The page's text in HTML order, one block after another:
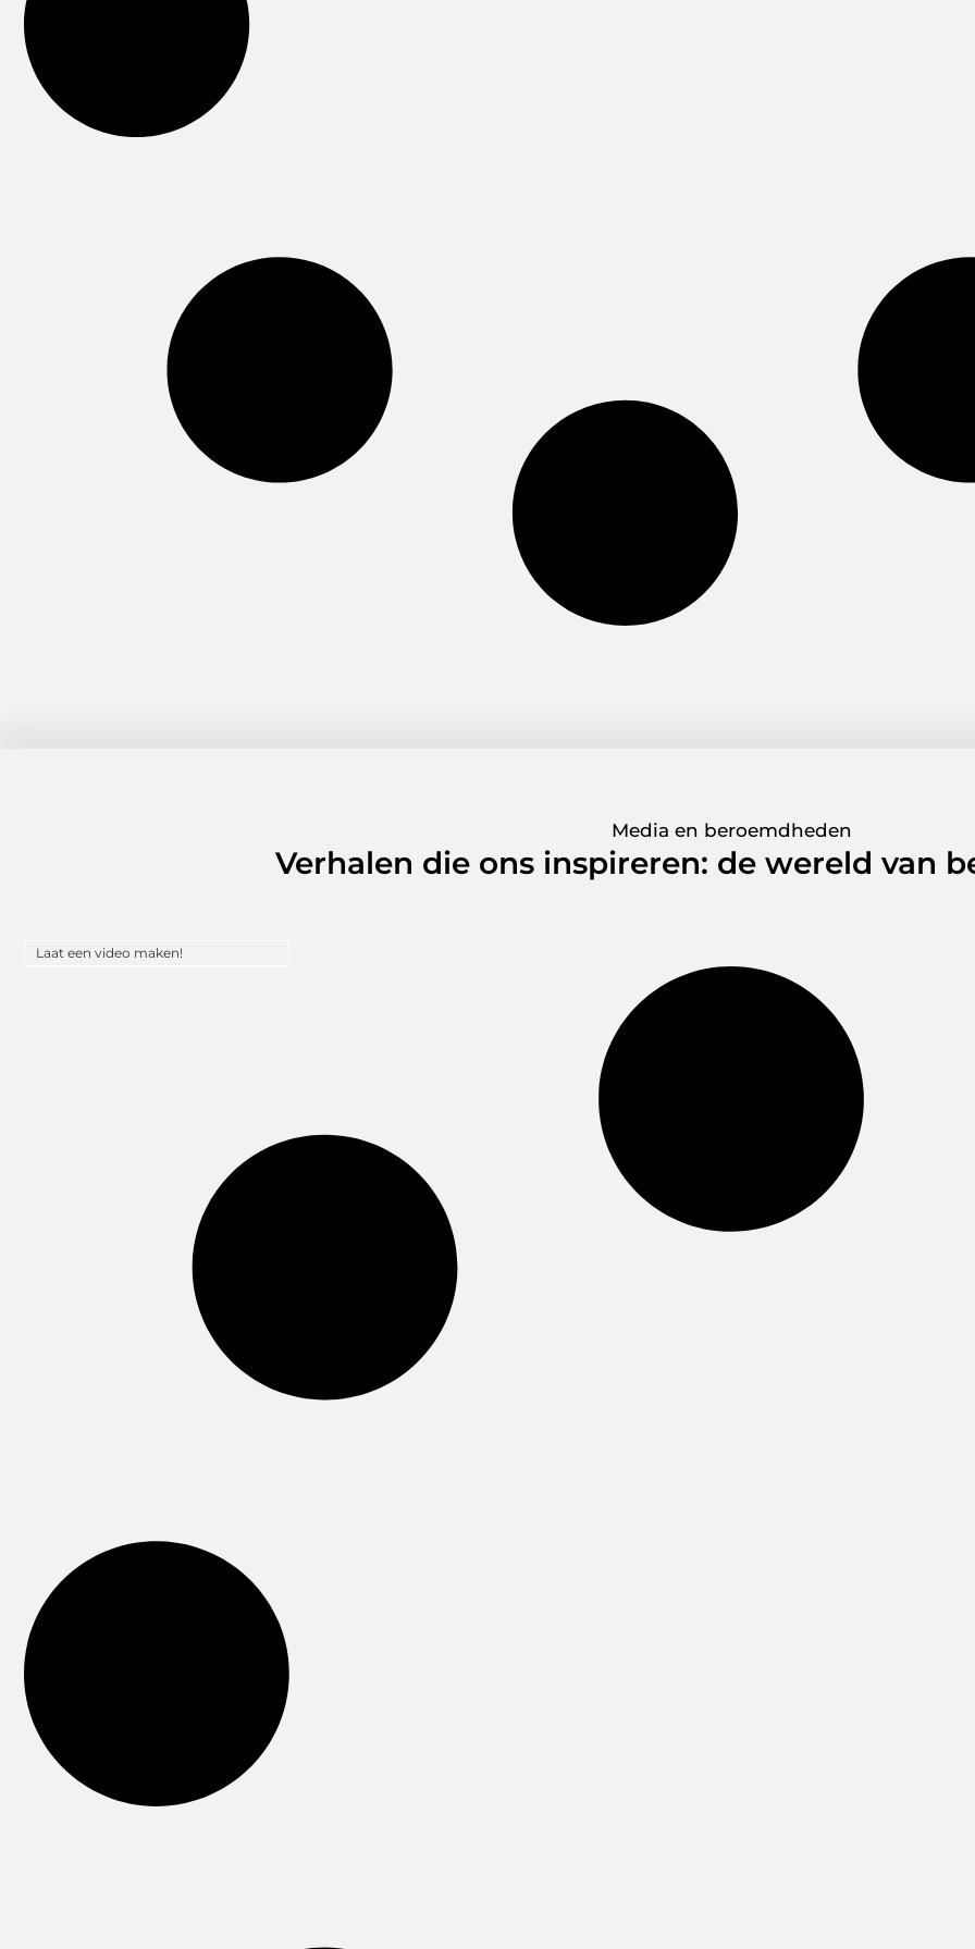
Media en beroemdheden
Verhalen die ons inspireren: de wereld van
Laat een video maken!